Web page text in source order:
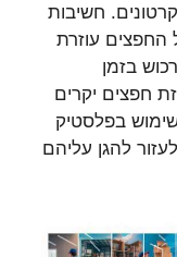
חשיבות
החפצים עוזרת
בזמן
חפצים יקרים
בפלסטיק
להגן עליהם